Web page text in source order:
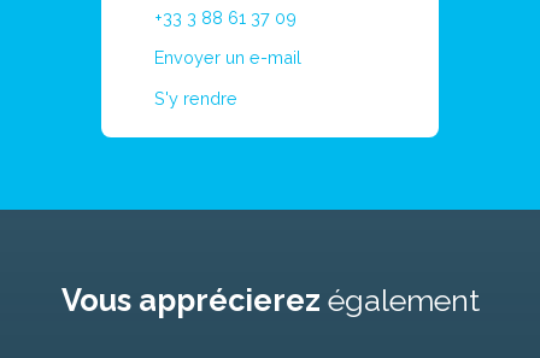
+33 3 88 61 37 09
Envoyer un e-mail
S'y rendre
Vous apprécierez également